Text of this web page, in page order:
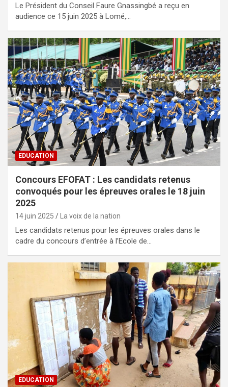
Le Président du Conseil Faure Gnassingbé a reçu en
audience ce 15 juin 2025 à Lomé,…
EDUCATION
Concours EFOFAT : Les candidats retenus
convoqués pour les épreuves orales le 18 juin
2025
14 juin 2025 La voix de la nation
Les candidats retenus pour les épreuves orales dans le
cadre du concours d’entrée à l’Ecole de…
EDUCATION